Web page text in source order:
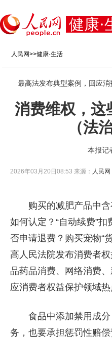
健康·
人民网>>健康·生活
最高法发布典型案例，回应
消费维权，这
（法
本报记
2026年03月20日08:53 来源： 人民
购买的减肥产品中含
如何认定？“自动续费”
否申请退费？购买宠物“
高人民法院发布消费者
品药品消费、网络消费
应消费者权益保护领域热
食品中添加禁用成分
务，也要承担惩罚性赔